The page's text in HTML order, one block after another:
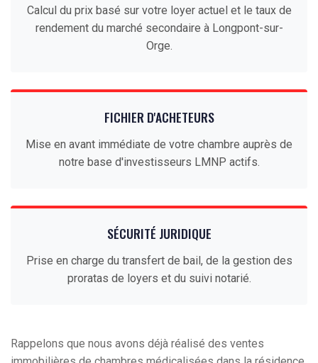
Calcul du prix basé sur votre loyer actuel et le taux de
rendement du marché secondaire à Longpont-sur-
Orge.
FICHIER D'ACHETEURS
Mise en avant immédiate de votre chambre auprès de
notre base d'investisseurs LMNP actifs.
SÉCURITÉ JURIDIQUE
Prise en charge du transfert de bail, de la gestion des
proratas de loyers et du suivi notarié.
Rappelons que nous avons déjà réalisé des ventes